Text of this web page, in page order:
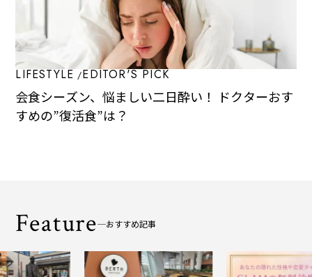
LIFESTYLE EDITOR'S PICK
会食シーズン、悩ましい二日酔い！ ドクターおす
すめの”復活食”は？
Feature おすすめ記事